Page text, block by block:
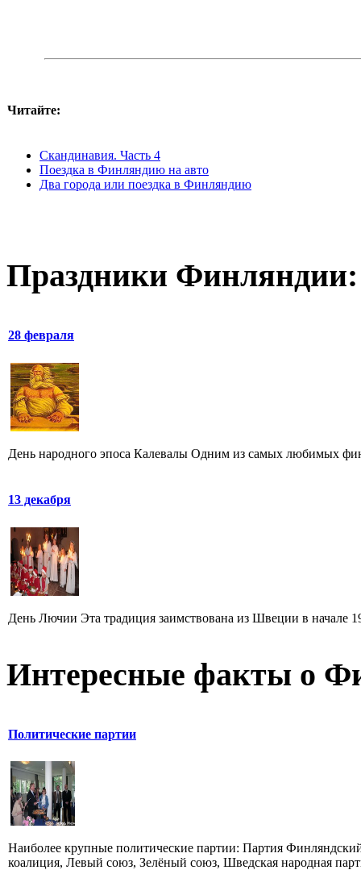
Читайте:
Скандинавия. Часть 4
Поездка в Финляндию на авто
Два города или поездка в Финляндию
Праздники Финляндии:
28 февраля
День народного эпоса Калевалы Одним из самых любимых
13 декабря
День Лючии Эта традиция заимствована из Швеции в начале
Интересные факты о
Политические партии
Наиболее крупные политические партии: Партия
коалиция, Левый союз, Зелёный союз, Шведская народная